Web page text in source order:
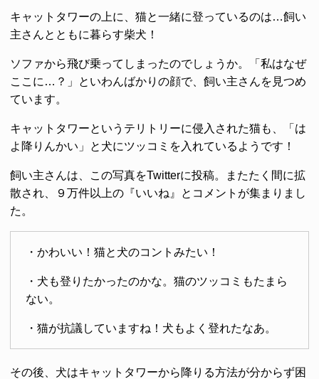
キャットタワーの上に、猫と一緒に登っているのは…飼い
主さんとともに暮らす柴犬！
ソファから飛び乗ってしまったのでしょうか。「私はなぜ
ここに…？」といわんばかりの顔で、飼い主さんを見つめ
ています。
キャットタワーというテリトリーに侵入された猫も、「は
よ降りんかい」と犬にツッコミを入れているようです！
飼い主さんは、この写真をTwitterに投稿。またたく間に拡
散され、９万件以上の『いいね』とコメントが集まりまし
た。
・かわいい！猫と犬のコントみたい！
・犬も登りたかったのかな。猫のツッコミもたまら
ない。
・猫が抗議していますね！犬もよく登れたなあ。
その後、犬はキャットタワーから降りる方法が分からず困